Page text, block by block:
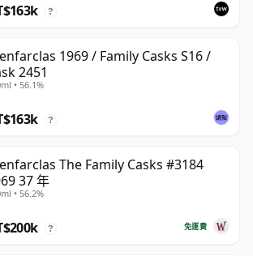
?
1969 / Family Casks S16 /
2451
• 56.1%
?
The Family Casks #3184
37 年
• 56.2%
免運費
?